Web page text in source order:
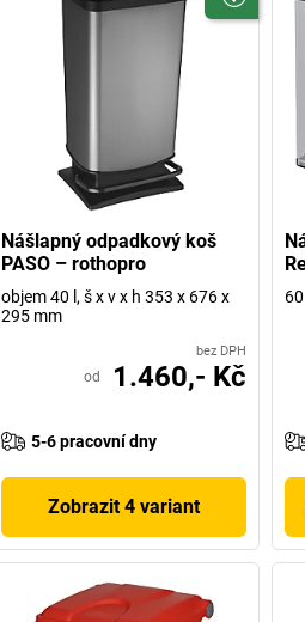
Nášlapný odpadkový koš
PASO – rothopro
objem 40 l, š x v x h 353 x 676 x
295 mm
bez DPH
od 1.460,- Kč
5-6 pracovní dny
Zobrazit 4 variant